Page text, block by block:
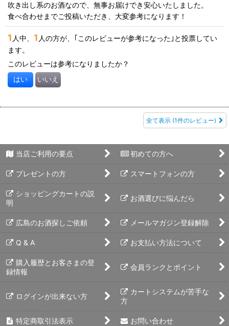
吹き出し系のお酒なので、無事お届けでき安心いたしました。
食べ合わせまでご投稿いただき、大変参考になります！
1 人中、 1 人の方が、｢このレビューが参考になった｣と投票してい
ます。
このレビューは参考になりましたか？
はい いいえ
全て表示 (1件のレビュー)
当店ご利用の要点 初めての方へ
プレゼントの方 スマートフォンの方
ショッピングカートの説
明
お酒選びに悩んだら
広島のお酒探しご依頼 メールマガジン登録解除
Q & A お支払い方法について
購入履歴とお客さまの登
録情報
会員ランクとポイント
ログインが出来ない方
カートシステムが苦手な
方
特定商取引法表示 お問い合わせ